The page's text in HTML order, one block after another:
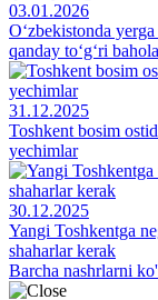
03.01.2026
O‘zbekistonda
qanday to‘g‘ri
31.12.2025
Toshkent bosim
yechimlar
30.12.2025
Yangi Toshkentga
shaharlar kerak
Barcha nashrlarni